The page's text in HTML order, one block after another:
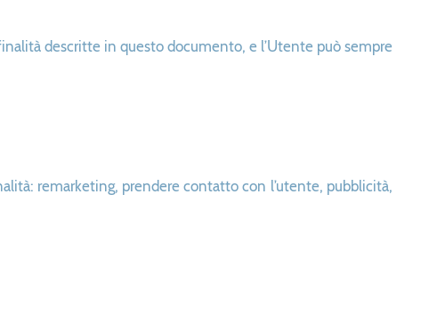
descritte in questo documento, e l’Utente può sempre
remarketing, prendere contatto con l’utente, pubblicità,